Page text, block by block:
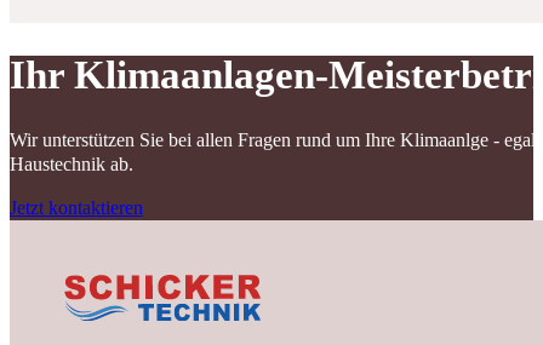
Ihr Klimaanlagen-
Wir unterstützen Sie bei allen Fragen rund um Ihre Klimaanlge -
Haustechnik ab.
Jetzt kontaktieren